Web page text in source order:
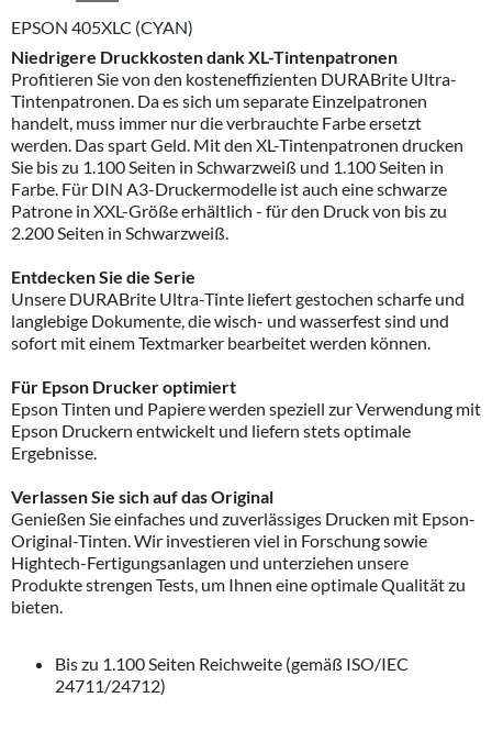
EPSON 405XLC (CYAN)
Niedrigere Druckkosten dank XL-Tintenpatronen
Profitieren Sie von den kosteneffizienten DURABrite Ultra-
Tintenpatronen. Da es sich um separate Einzelpatronen
handelt, muss immer nur die verbrauchte Farbe ersetzt
werden. Das spart Geld. Mit den XL-Tintenpatronen drucken
Sie bis zu 1.100 Seiten in Schwarzweiß und 1.100 Seiten in
Farbe. Für DIN A3-Druckermodelle ist auch eine schwarze
Patrone in XXL-Größe erhältlich - für den Druck von bis zu
2.200 Seiten in Schwarzweiß.
Entdecken Sie die Serie
Unsere DURABrite Ultra-Tinte liefert gestochen scharfe und
langlebige Dokumente, die wisch- und wasserfest sind und
sofort mit einem Textmarker bearbeitet werden können.
Für Epson Drucker optimiert
Epson Tinten und Papiere werden speziell zur Verwendung mit
Epson Druckern entwickelt und liefern stets optimale
Ergebnisse.
Verlassen Sie sich auf das Original
Genießen Sie einfaches und zuverlässiges Drucken mit Epson-
Original-Tinten. Wir investieren viel in Forschung sowie
Hightech-Fertigungsanlagen und unterziehen unsere
Produkte strengen Tests, um Ihnen eine optimale Qualität zu
bieten.
Bis zu 1.100 Seiten Reichweite (gemäß ISO/IEC
24711/24712)